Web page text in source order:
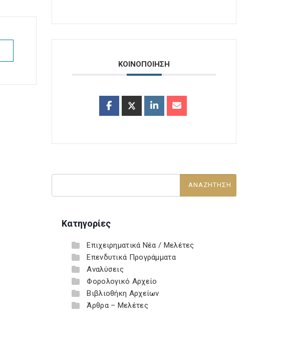
ΚΟΙΝΟΠΟΙΗΣΗ
Κατηγορίες
Επιχειρηματικά Νέα / Μελέτες
Επενδυτικά Προγράμματα
Αναλύσεις
Φορολογικό Αρχείο
Βιβλιοθήκη Αρχείων
Άρθρα – Μελέτες